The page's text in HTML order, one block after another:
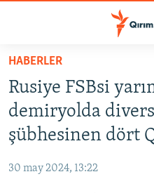
Esas
qaytmaq
Baş
navigatsiyağa
qaytmaq
Qıdıruvğa
qaytmaq
SİYASET
İQTİSADİYAT
MEDENİYET
HABERLER
Rusiye FSBsi
demiryolda
şübhesinen dört
30 may 2024, 13:22